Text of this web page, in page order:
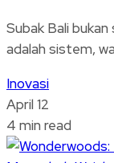
Subak Bali bukan
adalah sistem,
Inovasi
April 12
4 min read